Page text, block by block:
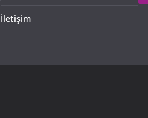
İletişim
t
r